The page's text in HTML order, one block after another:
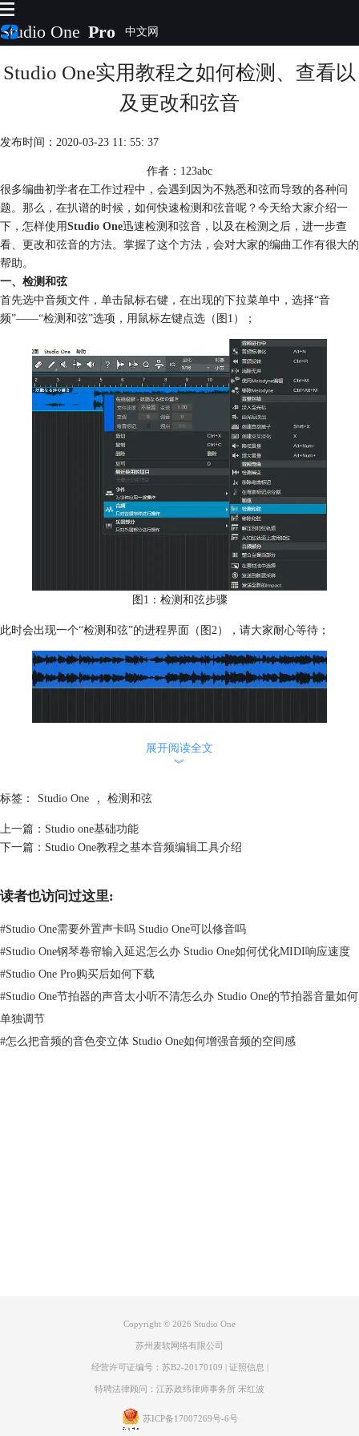
Studio One Pro
首页
视频教程
购买
Studio One实用教程之如何检测、查看以
及更改和弦音
发布时间：2020-03-23 11: 55: 37
作者：123abc
很多编曲初学者在工作过程中，会遇到因为不熟悉和弦而导致的各种问
题。那么，在扒谱的时候，如何快速检测和弦音呢？今天给大家介绍一
下，怎样使用Studio One迅速检测和弦音，以及在检测之后，进一步查
看、更改和弦音的方法。掌握了这个方法，会对大家的编曲工作有很大的
帮助。
一、检测和弦
首先选中音频文件，单击鼠标右键，在出现的下拉菜单中，选择“音
频”——“检测和弦”选项，用鼠标左键点选（图1）；
图1：检测和弦步骤
此时会出现一个“检测和弦”的进程界面（图2），请大家耐心等待；
检测完成之后，大家会发现音频下方出现了和弦名称（图3）；
这时检测和弦步骤就完成了。
图4：音频编辑器界面
此时在编辑器界面下方，就会出现和弦的名称（图5）；
展开阅读全文
︾
标签： Studio One ， 检测和弦
上一篇： Studio one基础功能
下一篇： Studio One教程之基本音频编辑工具介绍
读者也访问过这里:
#Studio One需要外置声卡吗 Studio One可以修音吗
#Studio One钢琴卷帘输入延迟怎么办 Studio One如何优化MIDI响应速度
#Studio One Pro购买后如何下载
#Studio One节拍器的声音太小听不清怎么办 Studio One的节拍器音量如何
单独调节
#怎么把音频的音色变立体 Studio One如何增强音频的空间感
Copyright © 2026 Studio One
苏州麦软网络有限公司
经营许可证编号：苏B2-20170109 证照信息
特聘法律顾问：江苏政纬律师事务所 宋红波
苏ICP备17007269号-6号